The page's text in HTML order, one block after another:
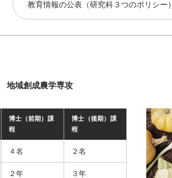
教育情報の公表（研究科３つのポリシー）
地域創成農学専攻
博士（前期）課
程
博士（後期）課
程
４名 ２名
２年 ３年